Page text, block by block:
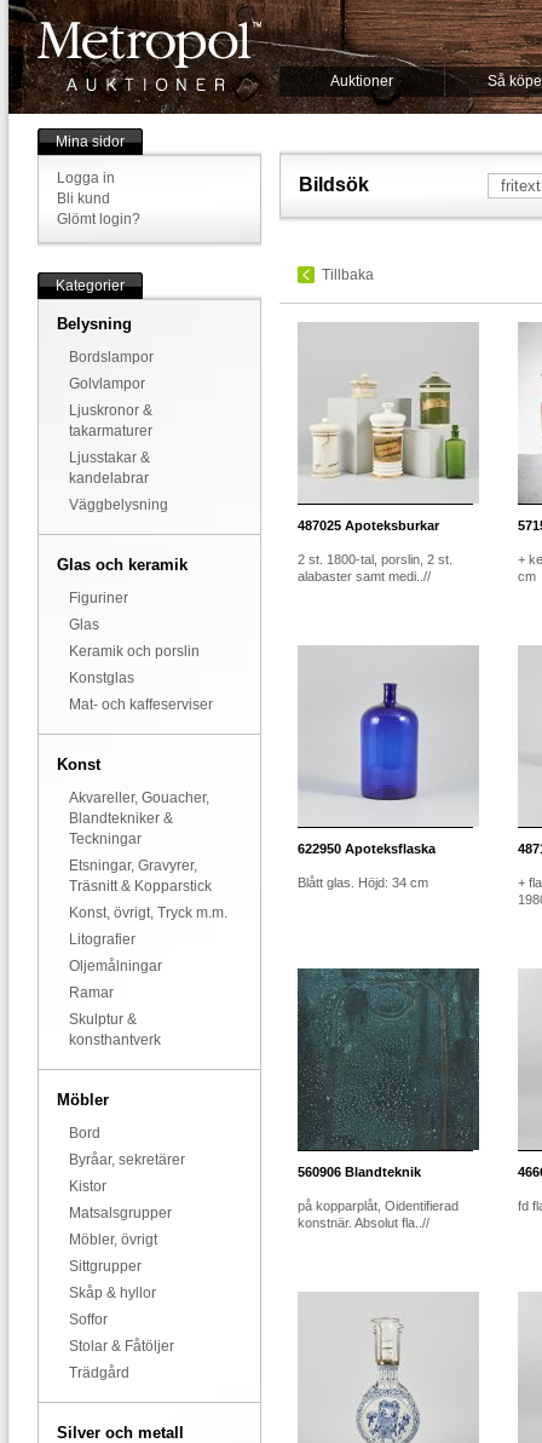
Auktioner Så
Mina sidor
Logga in
Bli kund
Glömt login?
Kategorier
Belysning
Bordslampor
Golvlampor
Ljuskronor &
takarmaturer
Ljusstakar &
kandelabrar
Väggbelysning
Glas och keramik
Figuriner
Glas
Keramik och porslin
Konstglas
Mat- och kaffeserviser
Konst
Akvareller, Gouacher,
Blandtekniker &
Teckningar
Etsningar, Gravyrer,
Träsnitt & Kopparstick
Konst, övrigt, Tryck m.m.
Litografier
Oljemålningar
Ramar
Skulptur &
konsthantverk
Möbler
Bord
Byråar, sekretärer
Kistor
Matsalsgrupper
Möbler, övrigt
Sittgrupper
Skåp & hyllor
Soffor
Stolar & Fåtöljer
Trädgård
Silver och metall
Bildsök
Tillbaka
487025 Apoteksburkar
2 st. 1800-tal, porslin, 2 st.
alabaster samt medi..//
+
cm
622950 Apoteksflaska
Blått glas. Höjd: 34 cm
+
560906 Blandteknik
på kopparplåt, Oidentifierad
konstnär. Absolut fla..//
fd